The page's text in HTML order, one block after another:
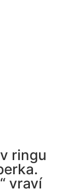
ringu
vraví